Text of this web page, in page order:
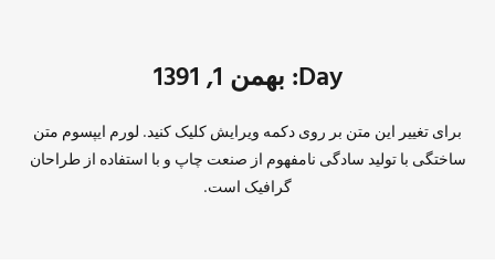
Day: بهمن 1, 1391
برای تغییر این متن بر روی دکمه ویرایش کلیک کنید. لورم ایپسوم متن
ساختگی با تولید سادگی نامفهوم از صنعت چاپ و با استفاده از طراحان
گرافیک است.